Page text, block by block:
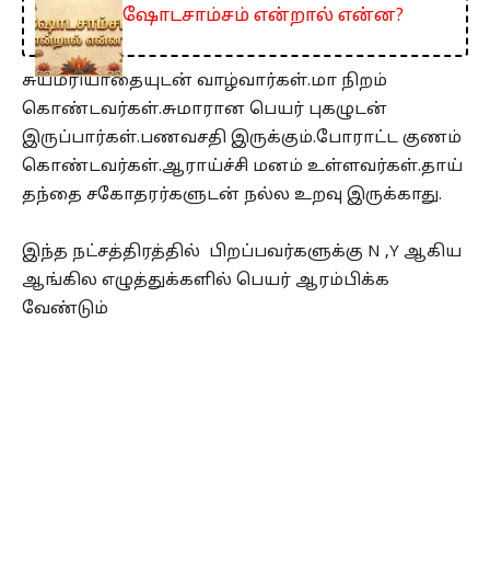
ஷோடசாம்சம் என்றால் என்ன?
சுயமரியாதையுடன் வாழ்வார்கள்.மா நிறம்
கொண்டவர்கள்.சுமாரான பெயர் புகழுடன்
இருப்பார்கள்.பணவசதி இருக்கும்.போராட்ட குணம்
கொண்டவர்கள்.ஆராய்ச்சி மனம் உள்ளவர்கள்.தாய்
தந்தை சகோதரர்களுடன் நல்ல உறவு இருக்காது.
இந்த நட்சத்திரத்தில் பிறப்பவர்களுக்கு N ,Y ஆகிய
ஆங்கில எழுத்துக்களில் பெயர் ஆரம்பிக்க
வேண்டும்